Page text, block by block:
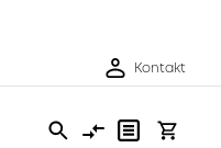
Kontakt